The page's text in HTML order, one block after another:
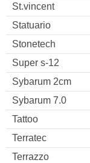
St.vincent
Statuario
Stonetech
Super s-12
Sybarum 2cm
Sybarum 7.0
Tattoo
Terratec
Terrazzo